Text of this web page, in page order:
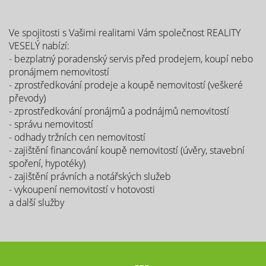
Ve spojitosti s Vašimi realitami Vám společnost REALITY
VESELÝ nabízí:
- bezplatný poradenský servis před prodejem, koupí nebo
pronájmem nemovitostí
- zprostředkování prodeje a koupě nemovitostí (veškeré
převody)
- zprostředkování pronájmů a podnájmů nemovitostí
- správu nemovitostí
- odhady tržních cen nemovitostí
- zajištění financování koupě nemovitostí (úvěry, stavební
spoření, hypotéky)
- zajištění právních a notářských služeb
- vykoupení nemovitostí v hotovosti
a další služby